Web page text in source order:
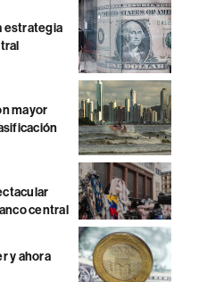
estrategia
mayor
central
y ahora